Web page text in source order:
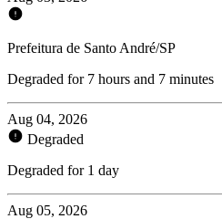
Prefeitura de Santo André/SP
Degraded for 7 hours and 7 minutes
Aug 04, 2026
Degraded
Degraded for 1 day
Aug 05, 2026